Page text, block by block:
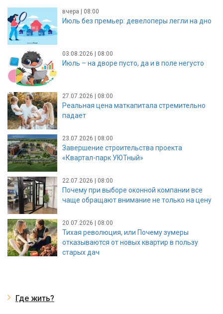
вчера | 08:00
Июль без премьер: девелоперы легли на дно
03.08.2026 | 08:00
Июль – на дворе пусто, да и в поле негусто
27.07.2026 | 08:00
Реальная цена маткапитала стремительно
падает
23.07.2026 | 08:00
Завершение строительства проекта
«Квартал-парк УЮТный»
22.07.2026 | 08:00
Почему при выборе оконной компании все
чаще обращают внимание не только на цену
20.07.2026 | 08:00
Тихая революция, или Почему зумеры
отказываются от новых квартир в пользу
старых дач
Где жить?